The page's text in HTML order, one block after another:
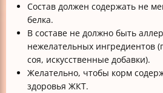
Состав должен содержать не
белка.
В составе не должно быть
нежелательных ингредиентов
соя, искусственные добавки).
Желательно, чтобы корм
здоровья ЖКТ.